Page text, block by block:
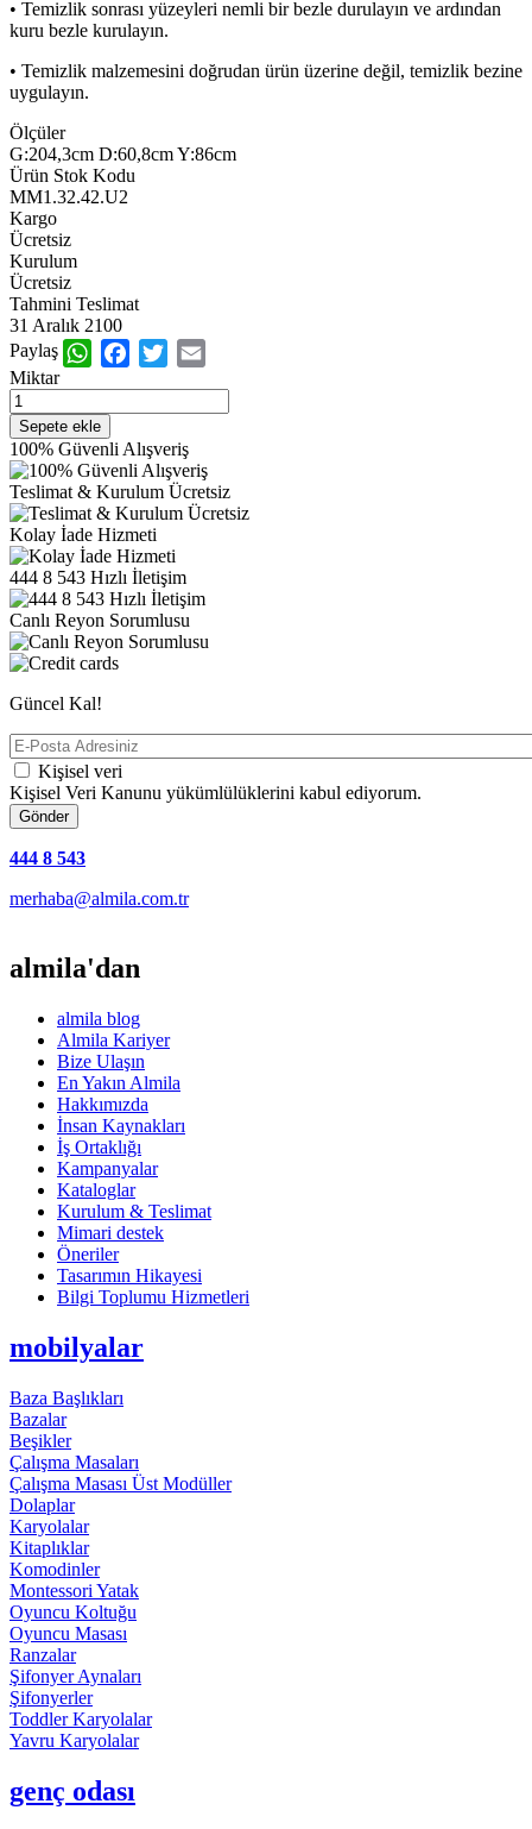
• Temizlik sonrası yüzeyleri nemli bir bezle durulayın ve ardından
kuru bezle kurulayın.
• Temizlik malzemesini doğrudan ürün üzerine değil, temizlik bezine
uygulayın.
Ölçüler
G:204,3cm D:60,8cm Y:86cm
Ürün Stok Kodu
MM1.32.42.U2
Kargo
Ücretsiz
Kurulum
Ücretsiz
Tahmini Teslimat
31 Aralık 2100
Paylaş
WhatsAppFacebook
Twitter
Miktar
100% Güvenli Alışveriş
Teslimat & Kurulum Ücretsiz
Kolay İade Hizmeti
444 8 543 Hızlı İletişim
Canlı Reyon Sorumlusu
Güncel Kal!
E-
Posta
Adresiniz
Kişisel veri
Kişisel Veri Kanunu yükümlülüklerini kabul ediyorum.
444 8 543
merhaba@almila.com.tr
almila'dan
almila blog
Almila Kariyer
Bize Ulaşın
En Yakın Almila
Hakkımızda
İnsan Kaynakları
İş Ortaklığı
Kampanyalar
Kataloglar
Kurulum & Teslimat
Mimari destek
Öneriler
Tasarımın Hikayesi
Bilgi Toplumu Hizmetleri
mobilyalar
Baza Başlıkları
Bazalar
Beşikler
Çalışma Masaları
Çalışma Masası Üst Modüller
Dolaplar
Karyolalar
Kitaplıklar
Komodinler
Montessori Yatak
Oyuncu Koltuğu
Oyuncu Masası
Ranzalar
Şifonyer Aynaları
Şifonyerler
Toddler Karyolalar
Yavru Karyolalar
genç odası